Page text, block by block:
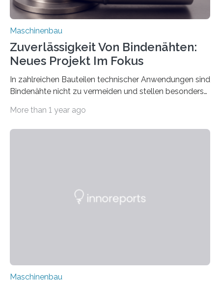
Maschinenbau
Zuverlässigkeit Von Bindenähten:
Neues Projekt Im Fokus
In zahlreichen Bauteilen technischer Anwendungen sind
Bindenähte nicht zu vermeiden und stellen besonders
Matrixmaterials eine große Herausforderung dar.
Durch den verstärkten Einsatz von Rezyklaten
More than 1 year ago
Maschinenbau